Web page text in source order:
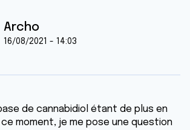
Archo
16/08/2021 - 14:03
de cannabidiol étant de plus en
moment, je me pose une question